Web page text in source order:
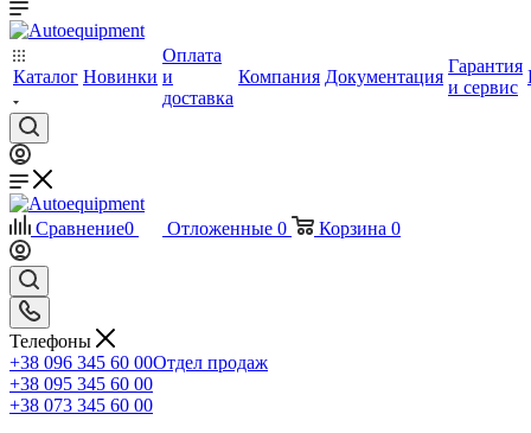
Каталог Новинки
Оплата
и
доставка
Компания Документация
Гарантия
и сервис
Сравнение0 Отложенные 0 Корзина 0
Телефоны
+38 096 345 60 00Отдел продаж
+38 095 345 60 00
+38 073 345 60 00